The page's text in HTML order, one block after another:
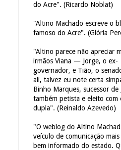
do Acre". (Ricardo Noblat)
"Altino Machado escreve o
famoso do Acre". (Glória
"Altino parece não apreciar
irmãos Viana — Jorge, o ex-
governador, e Tião, o
ali, talvez eu note certa
Binho Marques, sucessor de
também petista e eleito com
dupla". (Reinaldo Azevedo)
"O weblog do Altino
veículo de comunicação
bem informado do estado.